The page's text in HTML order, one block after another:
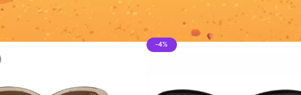
Ürünler “Vogue kadın güneş gözlüğü” olarak etiketlendi Göster
-4%